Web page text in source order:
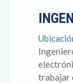
trabajar